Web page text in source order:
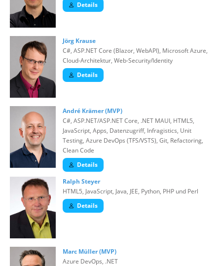
Details
Jörg Krause
C#, ASP.NET Core (Blazor, WebAPI), Microsoft Azure,
Cloud-Architektur, Web-Security/Identity
Details
André Krämer (MVP)
C#, ASP.NET/ASP.NET Core, .NET MAUI, HTML5,
JavaScript, Apps, Datenzugriff, Infragistics, Unit
Testing, Azure DevOps (TFS/VSTS), Git, Refactoring,
Clean Code
Details
Ralph Steyer
HTML5, JavaScript, Java, JEE, Python, PHP und Perl
Details
Marc Müller (MVP)
Azure DevOps, .NET